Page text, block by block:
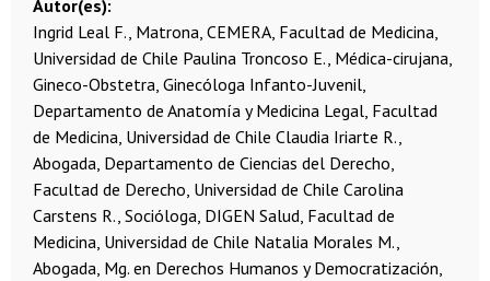
Autor(es)
Ingrid Leal F., Matrona, CEMERA, Facultad de Medicina,
Universidad de Chile Paulina Troncoso E., Médica-cirujana,
Gineco-Obstetra, Ginecóloga Infanto-Juvenil,
Departamento de Anatomía y Medicina Legal, Facultad
de Medicina, Universidad de Chile Claudia Iriarte R.,
Abogada, Departamento de Ciencias del Derecho,
Facultad de Derecho, Universidad de Chile Carolina
Carstens R., Socióloga, DIGEN Salud, Facultad de
Medicina, Universidad de Chile Natalia Morales M.,
Abogada, Mg. en Derechos Humanos y Democratización,